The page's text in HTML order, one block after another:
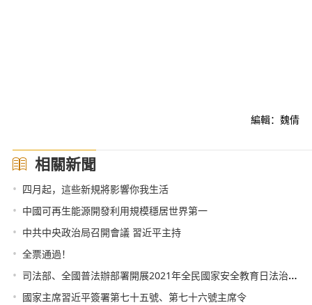
編輯：魏倩
相關新聞
• 四月起，這些新規將影響你我生活
• 中國可再生能源開發利用規模穩居世界第一
• 中共中央政治局召開會議 習近平主持
• 全票通過！
• 司法部、全國普法辦部署開展2021年全民國家安全教育日法治宣傳教育活動
• 國家主席習近平簽署第七十五號、第七十六號主席令